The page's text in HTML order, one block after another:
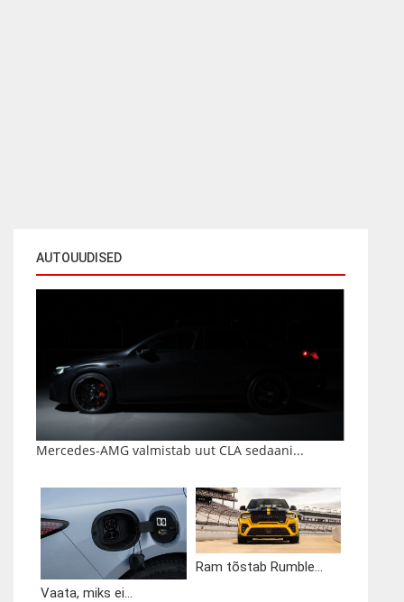
AUTOUUDISED
Mercedes-AMG valmistab uut CLA sedaani...
Vaata, miks ei...
Ram tõstab Rumble...